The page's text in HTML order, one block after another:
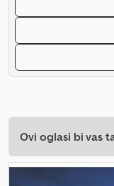
Ovi oglasi bi vas